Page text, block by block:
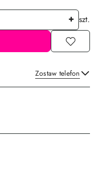
szt.
Zostaw telefon